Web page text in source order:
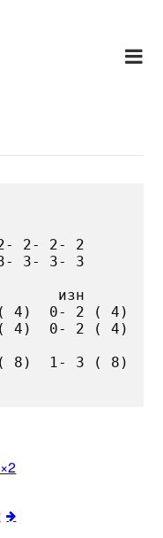
2- 2- 2
3- 3- 3
изн
4)  0- 2 ( 4)
4)  0- 2 ( 4)
8)  1- 3 ( 8)